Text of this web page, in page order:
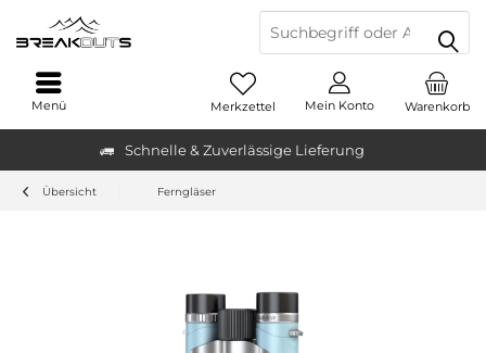
Schnelle & Zuverlässige Lieferung
Warenkorb
Merkzettel Mein Konto
Menü
Übersicht Ferngläser